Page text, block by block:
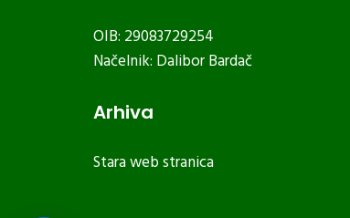
OIB: 29083729254
Načelnik: Dalibor Bardač
Arhiva
Stara web stranica